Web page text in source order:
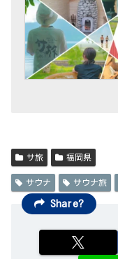
サ旅 福岡県
サウナ サウナ旅
Share?